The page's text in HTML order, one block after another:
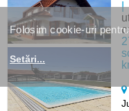
Folosim cookie-uri
Setări...